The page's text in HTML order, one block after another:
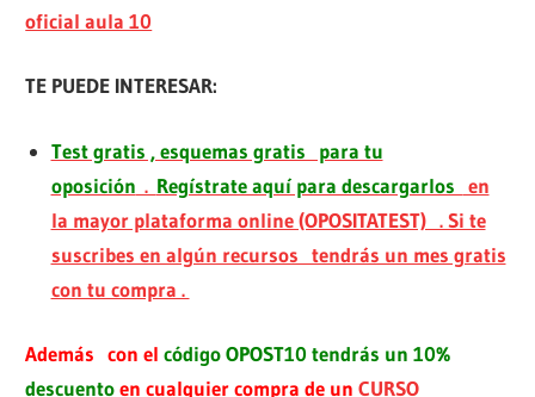
oficial aula 10
TE PUEDE INTERESAR:
Test gratis , esquemas gratis para tu
oposición . Regístrate aquí para descargarlos en
la mayor plataforma online (OPOSITATEST) . Si te
suscribes en algún recursos tendrás un mes gratis
con tu compra .
Además con elcódigo OPOST10 tendrás un 10%
descuentoen cualquier compra de unCURSO